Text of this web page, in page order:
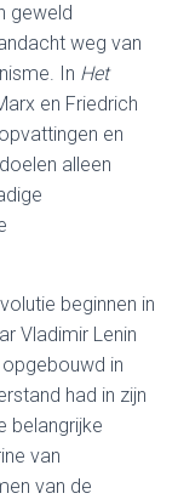
geweld
weg van
In Het
en Friedrich
en
alleen
beginnen in
Vladimir Lenin
in
had in zijn
belangrijke
van
van de